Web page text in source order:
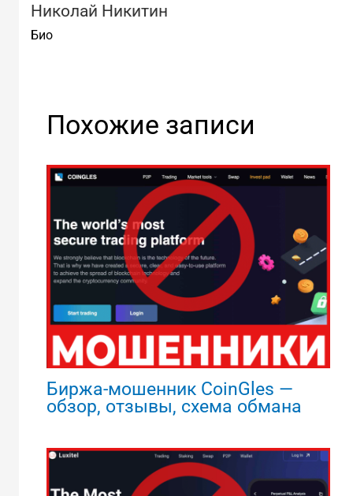
Николай Никитин
Био
Похожие записи
Биржа-мошенник CoinGles —
обзор, отзывы, схема обмана